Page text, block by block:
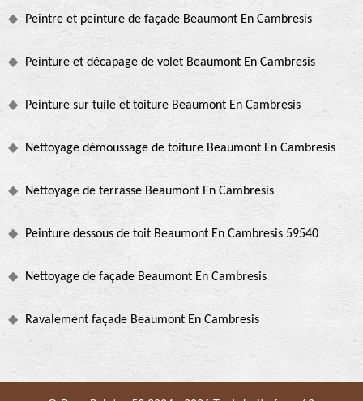
Peintre et peinture de façade Beaumont En Cambresis
Peinture et décapage de volet Beaumont En Cambresis
Peinture sur tuile et toiture Beaumont En Cambresis
Nettoyage démoussage de toiture Beaumont En Cambresis
Nettoyage de terrasse Beaumont En Cambresis
Peinture dessous de toit Beaumont En Cambresis 59540
Nettoyage de façade Beaumont En Cambresis
Ravalement façade Beaumont En Cambresis